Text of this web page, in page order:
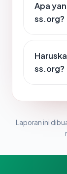
Apa
ss.org?
ss.org?
Laporan ini